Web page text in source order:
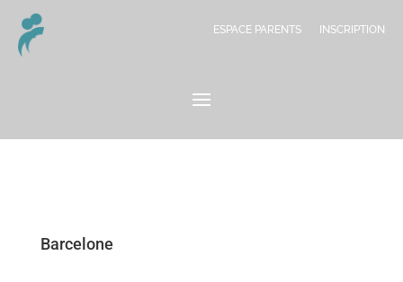
ESPACE PARENTS INSCRIPTION
Barcelone